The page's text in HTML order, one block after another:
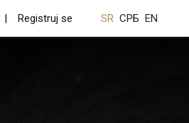
Registruj se SR СРБ EN